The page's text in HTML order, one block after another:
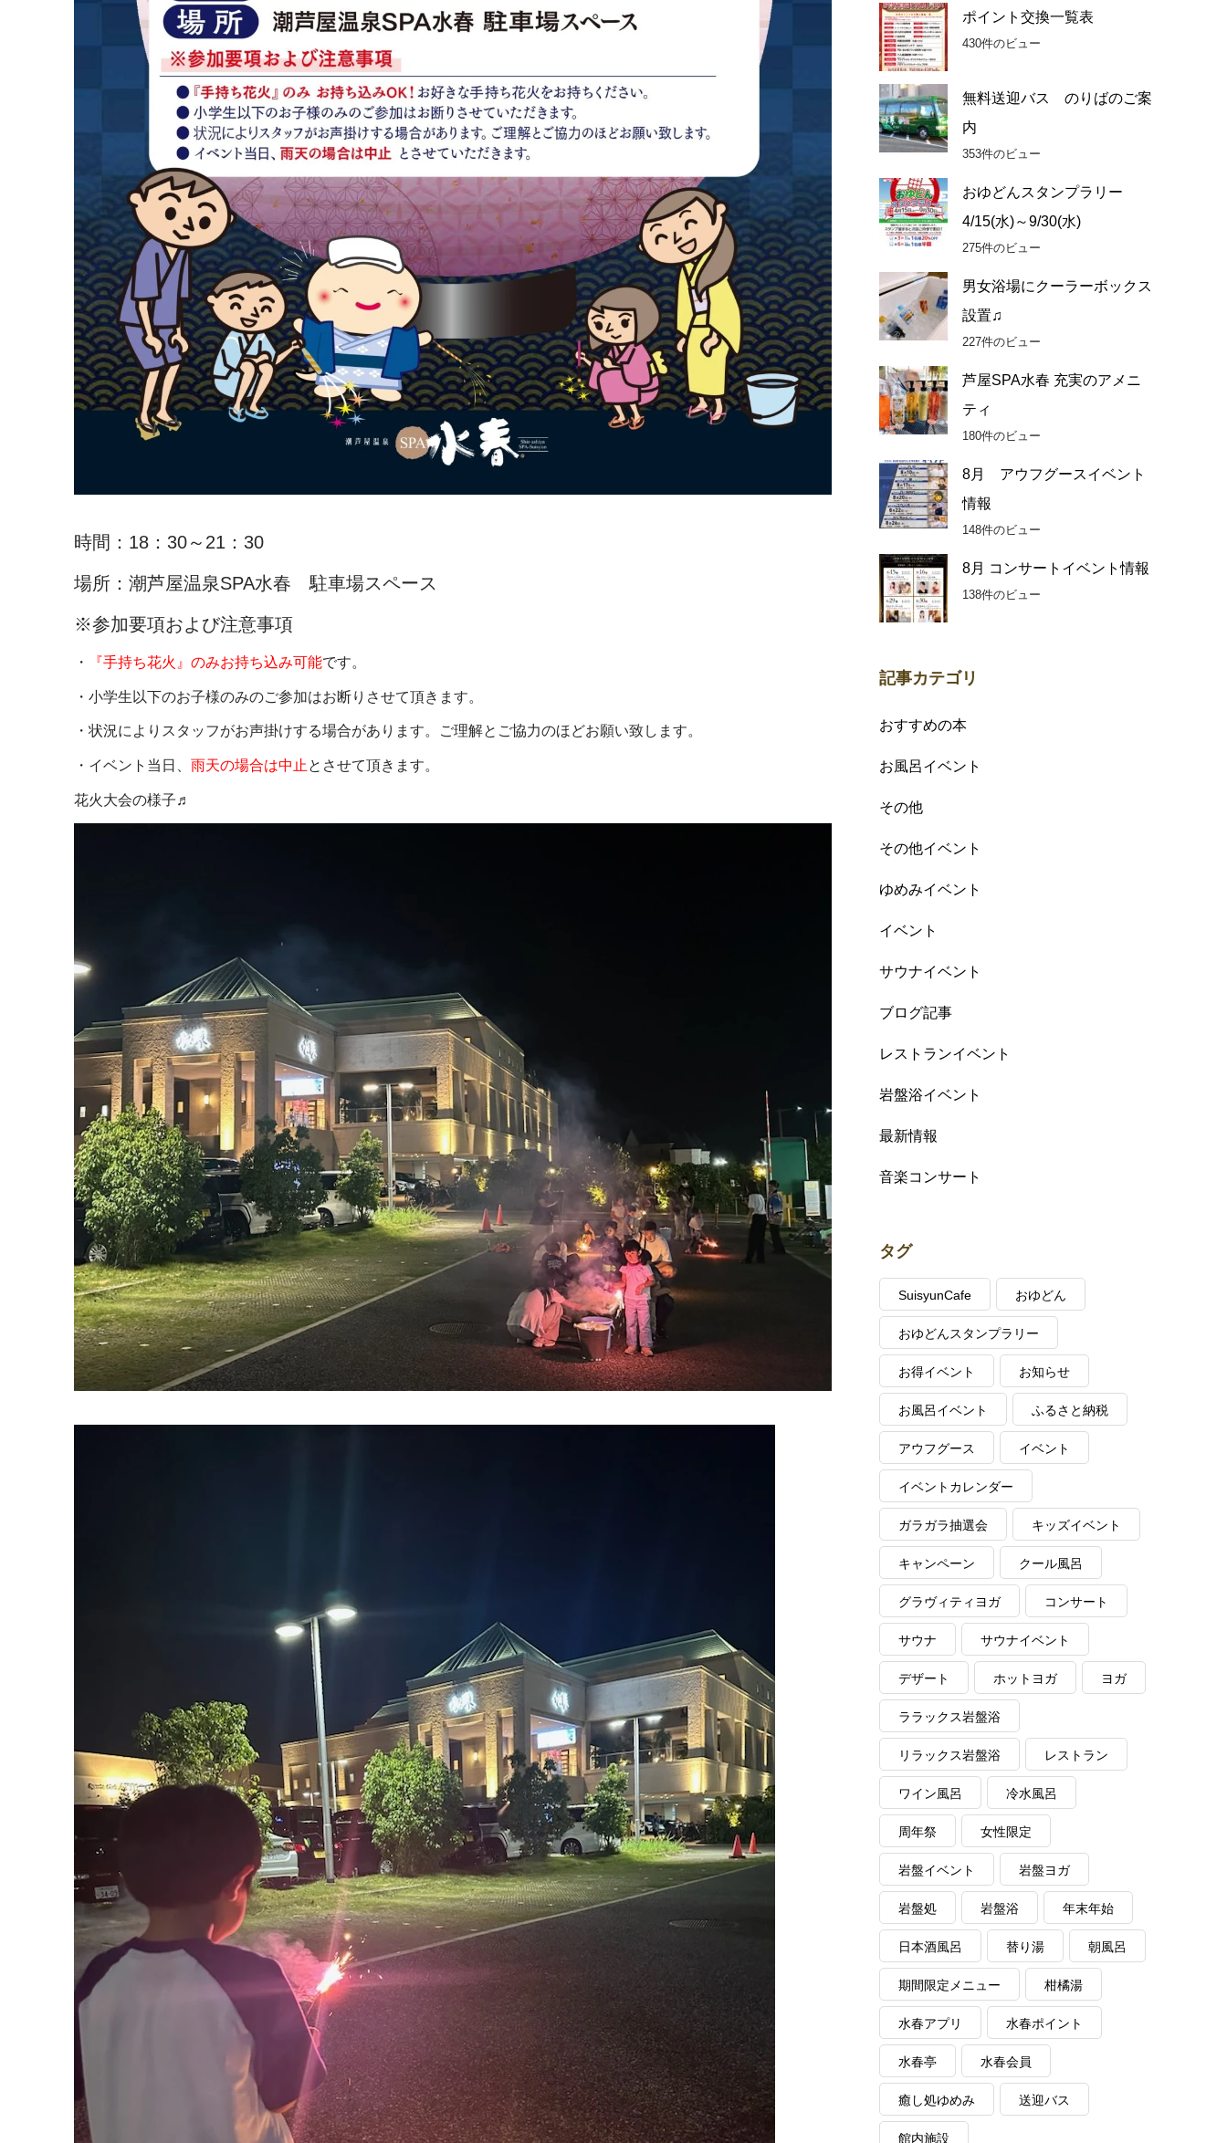
時間：18：30～21：30
場所：潮芦屋温泉SPA水春 駐車場スペース
※参加要項および注意事項
・ 『手持ち花火』のみお持ち込み可能です。
・小学生以下のお子様のみのご参加はお断りさせて頂きます。
・状況によりスタッフがお声掛けする場合があります。ご理解とご協力のほどお願い致します。
・イベント当日、 雨天の場合は中止 とさせて頂きます。
花火大会の様子♬
ポイント交換一覧表
430件のビュー
無料送迎バス のりばのご案
内
353件のビュー
おゆどんスタンプラリー
4/15(水)～9/30(水)
275件のビュー
男女浴場にクーラーボックス
設置♫
227件のビュー
芦屋SPA水春 充実のアメニ
ティ
180件のビュー
8月 アウフグースイベント
情報
148件のビュー
8月 コンサートイベント情報
138件のビュー
記事カテゴリ
おすすめの本
お風呂イベント
その他
その他イベント
ゆめみイベント
イベント
サウナイベント
ブログ記事
レストランイベント
岩盤浴イベント
最新情報
音楽コンサート
タグ
SuisyunCafe おゆどん
おゆどんスタンプラリー
お得イベント お知らせ
お風呂イベント ふるさと納税
アウフグース イベント
イベントカレンダー
ガラガラ抽選会 キッズイベント
キャンペーン クール風呂
グラヴィティヨガ コンサート
サウナ サウナイベント
デザート ホットヨガ ヨガ
ララックス岩盤浴
リラックス岩盤浴 レストラン
ワイン風呂 冷水風呂
周年祭 女性限定
岩盤イベント 岩盤ヨガ
岩盤処 岩盤浴 年末年始
日本酒風呂 替り湯 朝風呂
期間限定メニュー 柑橘湯
水春アプリ 水春ポイント
水春亭 水春会員
癒し処ゆめみ 送迎バス
館内施設